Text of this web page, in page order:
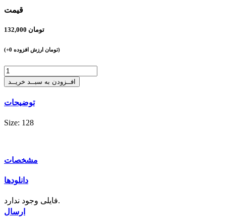
قیمت
132,000 تومان
(+0 تومان ارزش افزوده)
افــزودن به سبــد خریــد
توضیحات
Size: 128
مشخصات
دانلودها
فایلی وجود ندارد.
ارسال